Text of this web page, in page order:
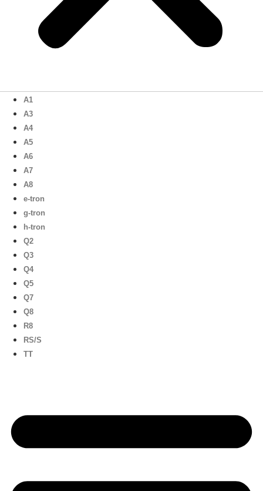
A1
A3
A4
A5
A6
A7
A8
e-tron
g-tron
h-tron
Q2
Q3
Q4
Q5
Q7
Q8
R8
RS/S
TT